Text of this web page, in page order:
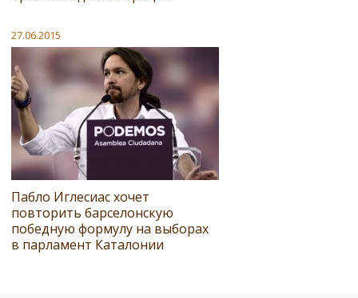
27.06.2015
Пабло Иглесиас хочет
повторить барселонскую
победную формулу на выборах
в парламент Каталонии